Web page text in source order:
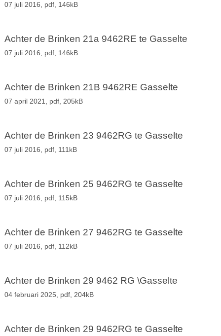
07 juli 2016, pdf, 146kB
Achter de Brinken 21a 9462RE te Gasselte
07 juli 2016, pdf, 146kB
Achter de Brinken 21B 9462RE Gasselte
07 april 2021, pdf, 205kB
Achter de Brinken 23 9462RG te Gasselte
07 juli 2016, pdf, 111kB
Achter de Brinken 25 9462RG te Gasselte
07 juli 2016, pdf, 115kB
Achter de Brinken 27 9462RG te Gasselte
07 juli 2016, pdf, 112kB
Achter de Brinken 29 9462 RG \Gasselte
04 februari 2025, pdf, 204kB
Achter de Brinken 29 9462RG te Gasselte